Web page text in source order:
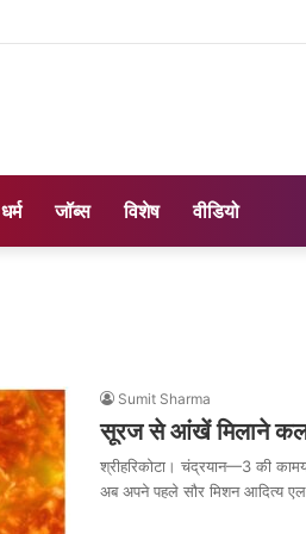
धर्म जॉब्स विशेष वीडियो
Sumit Sharma
सूरज से आंखें मिलाने कल
श्रीहरिकोटा। चंद्रयान—3 की
अब अपने पहले सौर मिशन आदित्य